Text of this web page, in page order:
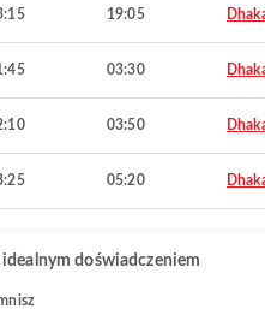
19:05
03:30
03:50
05:20
doświadczeniem